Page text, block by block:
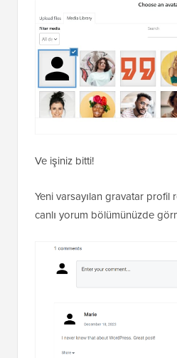
Ve işiniz bitti!
Yeni varsayılan gravatar profil
canlı yorum bölümünüzde